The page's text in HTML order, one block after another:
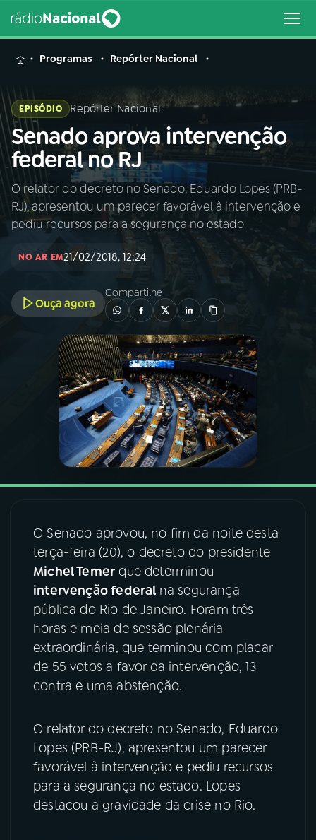
MENU
Buscar
na
Rádio
Nacional
Buscar
AO VIVO
01INÍCIO
02A RÁDIO
PROGRAMAÇÃO
PROGRAMAS
PODCASTS
06VIDEOCASTS
07ÚLTIMAS
FESTIVAL DE MÚSICA
ACOMPANHE A RÁDIO NACIONAL
YouTube Facebook
TikTok
Programas Repórter Nacional
EPISÓDIO Repórter Nacional
Senado aprova intervenção
federal no RJ
O relator do decreto no Senado, Eduardo Lopes (PRB-
RJ), apresentou um parecer favorável à intervenção e
pediu recursos para a segurança no estado
NO AR EM21/02/2018, 12:24
Ouça agora
Compartilhe
O Senado aprovou, no fim da noite desta
terça-feira (20), o decreto do presidente
Michel Temerque determinou
intervenção federal na segurança
pública do Rio de Janeiro. Foram três
horas e meia de sessão plenária
extraordinária, que terminou com placar
de 55 votos a favor da intervenção, 13
contra e uma abstenção.
O relator do decreto no Senado, Eduardo
Lopes (PRB-RJ), apresentou um parecer
favorável à intervenção e pediu recursos
para a segurança no estado. Lopes
destacou a gravidade da crise no Rio.